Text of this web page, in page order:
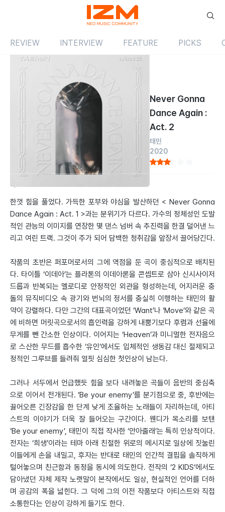
REVIEW INTERVIEW FEATURE PICKS
Never Gonna
Dance Again :
Act. 2
태민
2020
by 이홍현
한껏 힘을 풀었다. 가득한 포부와 야심을 발산하던 < Never Gonna
Dance Again : Act. 1 >과는 분위기가 다르다. 가수의 정체성인 도발
적인 관능의 이미지를 연장한 몇 댄스 넘버 속 추진력을 한결 덜어낸 느
리고 여린 트랙. 그것이 주가 되어 담백한 청취감을 앞장서 끌어당긴다.
작품의 초반은 퍼포머로서의 그에 역점을 둔 곡이 중심적으로 배치된
다. 타이틀 ‘이데아’는 플라톤의 이데아론을 콘셉트로 삼아 신시사이저
드롭과 반복되는 멜로디로 안정적인 외관을 형성하는데, 어지러운 충
돌의 뮤직비디오 속 광기와 번뇌의 정서를 충실히 이행하는 태민의 활
약이 강렬하다. 다만 그간의 대표곡이었던 ‘Want’나 ‘Move’와 같은 곡
에 비하면 머릿곡으로서의 흡인력을 강하게 내뿜기보다 후렴과 선율에
무게를 뺀 간소한 인상이다. 이어지는 ‘Heaven’과 미니멀한 전자음으
로 스산한 무드를 흡수한 ‘유인’에서도 입체적인 생동감 대신 절제되고
정적인 그루브를 들려줘 얼핏 심심한 첫인상이 남는다.
그러나 서두에서 언급했듯 힘을 보다 내려놓은 곡들이 음반의 중심축
으로 이어서 전개된다. ‘Be your enemy’를 분기점으로 중, 후반에는
끓어오른 긴장감을 한 단계 낮게 조율하는 노래들이 자리하는데, 아티
스트의 이야기가 더욱 잘 들어오는 구간이다. 웬디가 목소리를 보탠
‘Be your enemy’, 태민이 직접 작사한 ‘안아줄래’는 특히 인상적이다.
전자는 ‘희생’이라는 테마 아래 친절한 위로의 메시지로 일상에 짓눌린
이들에게 손을 내밀고, 후자는 반대로 태민의 인간적 결핍을 솔직하게
털어놓으며 친근함과 동정을 동시에 의도한다. 전작의 ‘2 KIDS‘에서도
담아냈던 자체 제작 노랫말이 본작에서도 일상, 현실적인 언어를 더하
며 공감의 폭을 넓힌다. 그 덕에 그의 이전 작품보다 아티스트와 직접
소통한다는 인상이 강하게 들기도 한다.